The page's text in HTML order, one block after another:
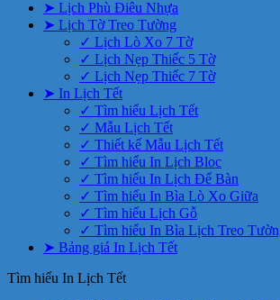
➤ Lịch Phù Điêu Nhựa
➤ Lịch Tờ Treo Tường
✓ Lịch Lò Xo 7 Tờ
✓ Lịch Nẹp Thiếc 5 Tờ
✓ Lịch Nẹp Thiếc 7 Tờ
➤ In Lịch Tết
✓ Tìm hiểu Lịch Tết
✓ Mẫu Lịch Tết
✓ Thiết kế Mẫu Lịch Tết
✓ Tìm hiểu In Lịch Bloc
✓ Tìm hiểu In Lịch Để Bàn
✓ Tìm hiểu In Bìa Lò Xo Giữa
✓ Tìm hiểu Lịch Gỗ
✓ Tìm hiểu In Bìa Lịch Treo
➤ Bảng giá In Lịch Tết
Tìm hiểu In Lịch Tết